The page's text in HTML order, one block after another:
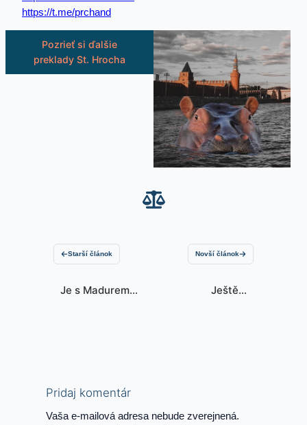
https://t.me/prchand
Pozrieť si ďalšie
preklady St. Hrocha
Starší článok
Je s Madurem
Novší článok
Ještě k
Pridaj komentár
Vaša e-mailová adresa nebude zverejnená.